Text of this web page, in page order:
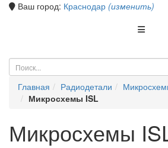
Ваш город: Краснодар (изменить)
Toggle
Главная Радиодетали
Микросхемы ISL
Микросхемы